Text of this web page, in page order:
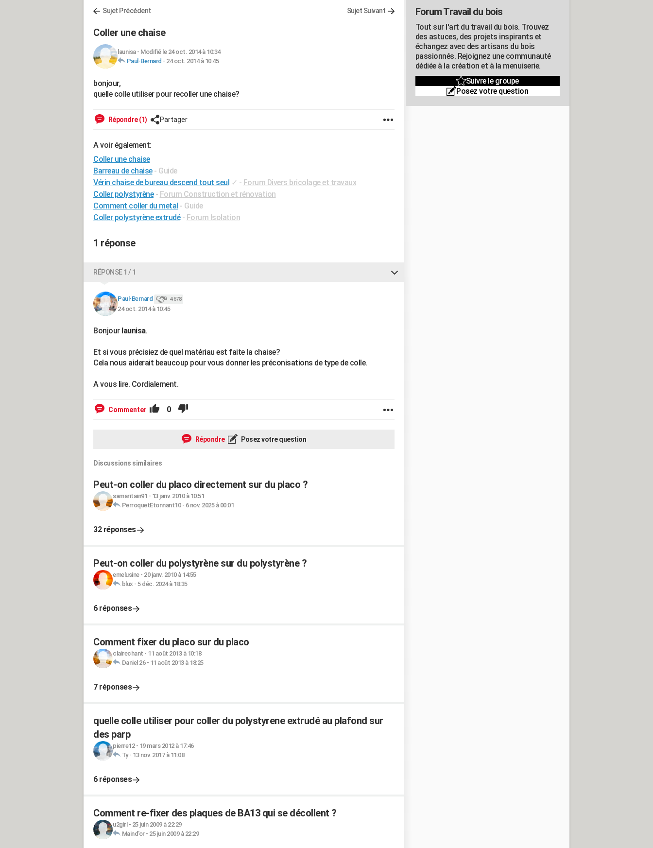
Sujet Précédent Sujet Suivant
Coller une chaise
launisa- Modifié le 24 oct. 2014 à 10:34
Paul-Bernard - 24 oct. 2014 à 10:45
bonjour,
quelle colle utiliser pour recoller une chaise?
Répondre (1) Partager
A voir également:
Coller une chaise
Barreau de chaise - Guide
Vérin chaise de bureau descend tout seul ✓ - Forum Divers bricolage et travaux
Coller polystyrène - Forum Construction et rénovation
Comment coller du metal - Guide
Coller polystyrène extrudé - Forum Isolation
1 réponse
RÉPONSE 1 / 1
Paul-Bernard 4 678
24 oct. 2014 à 10:45
Bonjour launisa.
Et si vous précisiez de quel matériau est faite la chaise?
Cela nous aiderait beaucoup pour vous donner les préconisations de type de colle.
A vous lire. Cordialement.
Commenter 0
Répondre Posez votre question
Discussions similaires
Peut-on coller du placo directement sur du placo ?
samaritain91 - 13 janv. 2010 à 10:51
PerroquetEtonnant10- 6 nov. 2025 à 00:01
32 réponses
Peut-on coller du polystyrène sur du polystyrène ?
emelusine- 20 janv. 2010 à 14:55
blux - 5 déc. 2024 à 18:35
6 réponses
Comment fixer du placo sur du placo
clairechant - 11 août 2013 à 10:18
Daniel 26- 11 août 2013 à 18:25
7 réponses
quelle colle utiliser pour coller du polystyrene extrudé au plafond sur
des parp
pierre12- 19 mars 2012 à 17:46
Ty- 13 nov. 2017 à 11:08
6 réponses
Comment re-fixer des plaques de BA13 qui se décollent ?
u2girl - 25 juin 2009 à 22:29
Maind'or- 25 juin 2009 à 22:29
Forum Travail du bois
Tout sur l'art du travail du bois. Trouvez
des astuces, des projets inspirants et
échangez avec des artisans du bois
passionnés. Rejoignez une communauté
dédiée à la création et à la menuiserie.
Suivre le groupe
Posez votre question